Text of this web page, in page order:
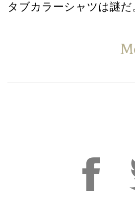
タブカラーシャツは謎だ